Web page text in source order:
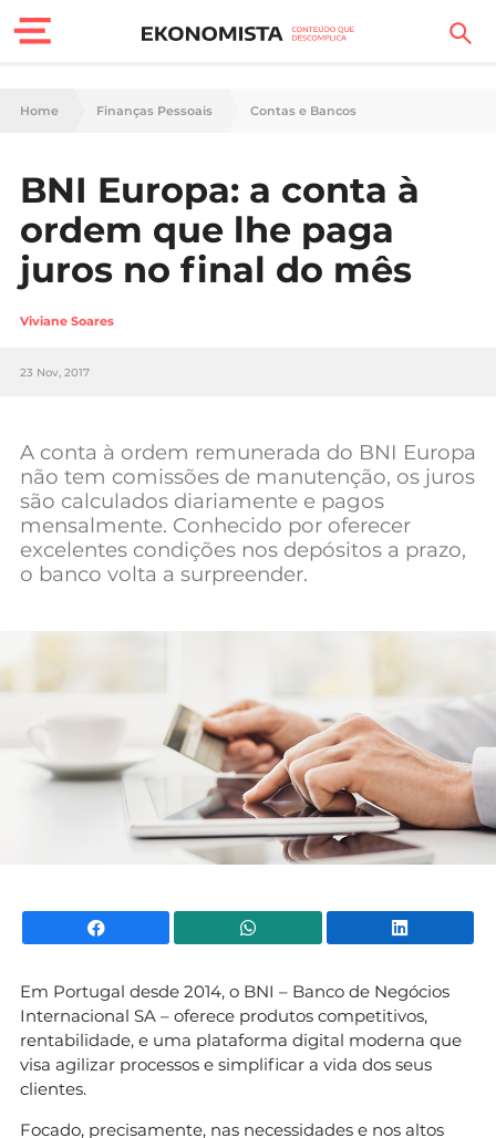
Finanças Pessoais
Carreira
Casa
Lifestyle
Sociedade
Negócios
Mundial 2026
Home Finanças Pessoais Contas e Bancos
BNI Europa: a conta à
ordem que lhe paga
juros no final do mês
Viviane Soares
23 Nov, 2017
A conta à ordem remunerada do BNI Europa
não tem comissões de manutenção, os juros
são calculados diariamente e pagos
mensalmente. Conhecido por oferecer
excelentes condições nos depósitos a prazo,
o banco volta a surpreender.
Facebook WhatsApp
Em Portugal desde 2014, o BNI – Banco de Negócios
Internacional SA – oferece produtos competitivos,
rentabilidade, e uma plataforma digital moderna que
visa agilizar processos e simplificar a vida dos seus
clientes.
Focado, precisamente, nas necessidades e nos altos